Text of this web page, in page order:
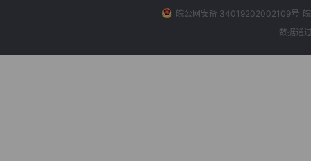
皖公网安备 34019202002109号
数据通